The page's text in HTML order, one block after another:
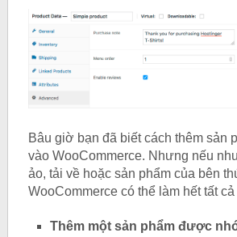
Bâu giờ bạn đã biết cách thêm sản
vào WooCommerce. Nhưng nếu
ảo, tải về hoặc sản phẩm của bên
WooCommerce có thể làm hết tất cả
Thêm một sản phẩm được